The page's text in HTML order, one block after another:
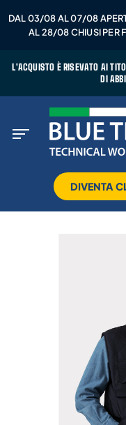
DAL 03/08 AL 07/08
AL 28/08 CHIUSI PER
L'ACQUISTO È RISEVATO AI
DI
DIVENTA